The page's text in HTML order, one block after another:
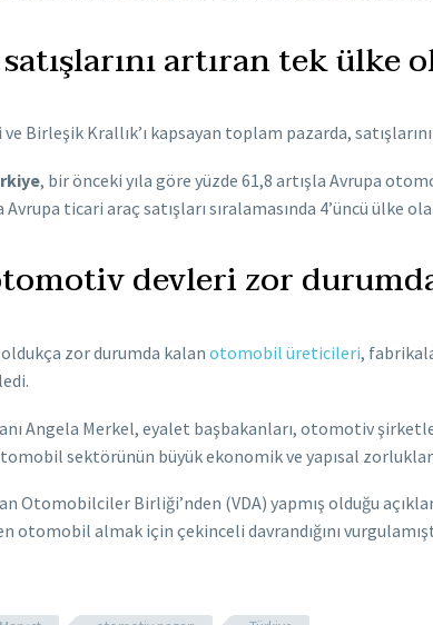
artıran tek ülke
Birleşik Krallık’ı kapsayan toplam pazarda,
, bir önceki yıla göre yüzde 61,8 artışla Avrupa
Avrupa ticari araç satışları sıralamasında 4’üncü ülke
devleri zor
zor durumda kalanotomobil üreticileri,
Angela Merkel, eyalet başbakanları, otomotiv
sektörünün büyük ekonomik ve yapısal
Otomobilciler Birliği’nden (VDA) yapmış olduğu
otomobil almak için çekinceli davrandığını